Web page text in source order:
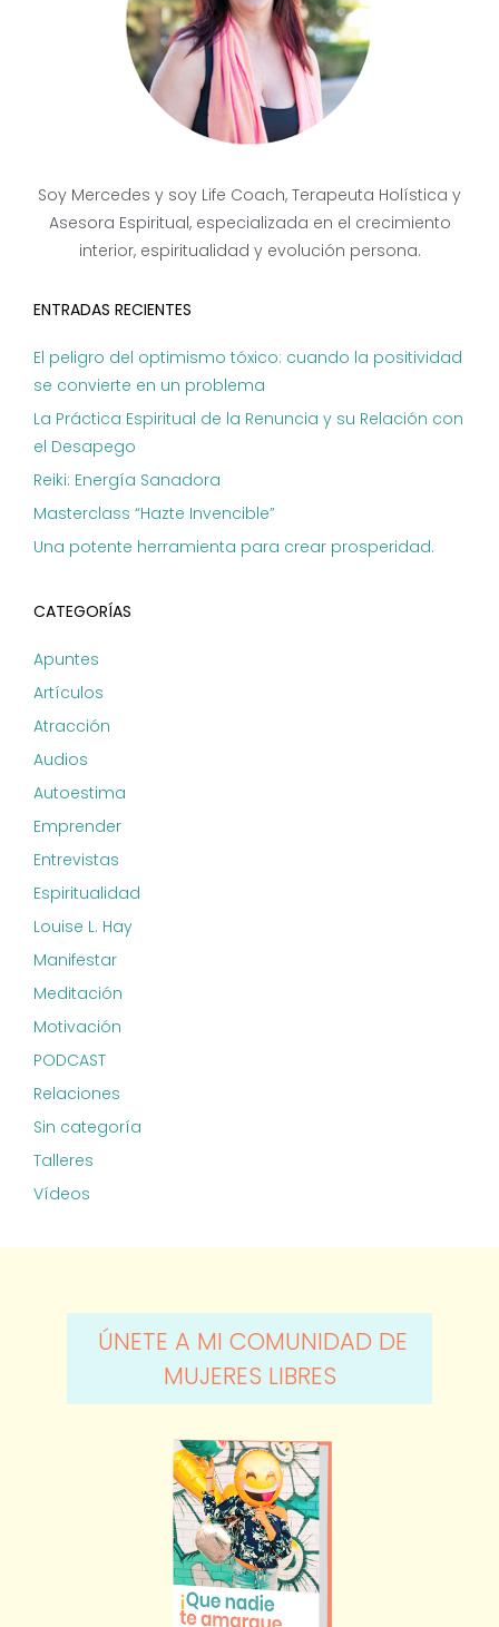
Soy Mercedes y soy Life Coach, Terapeuta Holística y
Asesora Espiritual, especializada en el crecimiento
interior, espiritualidad y evolución persona.
ENTRADAS RECIENTES
El peligro del optimismo tóxico: cuando la positividad
se convierte en un problema
La Práctica Espiritual de la Renuncia y su Relación con
el Desapego
Reiki: Energía Sanadora
Masterclass “Hazte Invencible”
Una potente herramienta para crear prosperidad.
CATEGORÍAS
Apuntes
Artículos
Atracción
Audios
Autoestima
Emprender
Entrevistas
Espiritualidad
Louise L. Hay
Manifestar
Meditación
Motivación
PODCAST
Relaciones
Sin categoría
Talleres
Vídeos
ÚNETE A MI COMUNIDAD DE
MUJERES LIBRES